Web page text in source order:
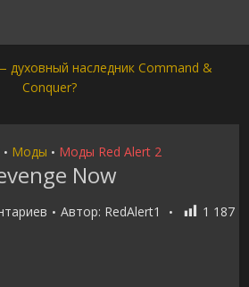
• Моды • Моды Red Alert 2
Now
Автор: RedAlert1 1 187